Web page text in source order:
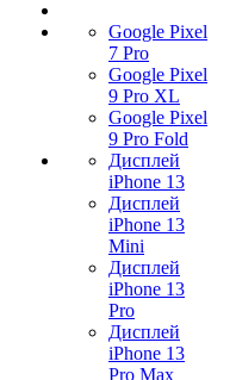
Google Pixel
7 Pro
Google Pixel
9 Pro XL
Google Pixel
9 Pro Fold
Дисплей
iPhone 13
Дисплей
iPhone 13
Mini
Дисплей
iPhone 13
Pro
Дисплей
iPhone 13
Pro Max